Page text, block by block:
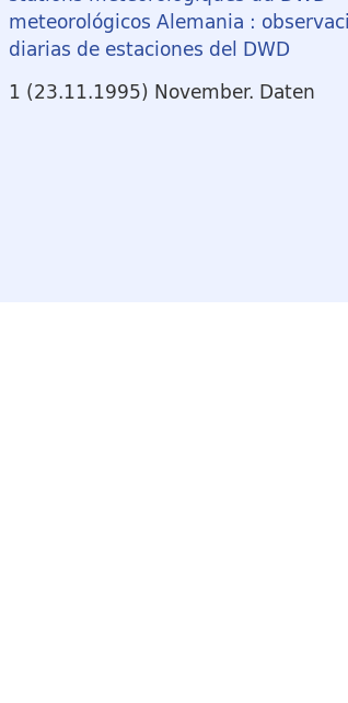
meteorológicos Alemania :
diarias de estaciones del DWD
1 (23.11.1995) November. Daten